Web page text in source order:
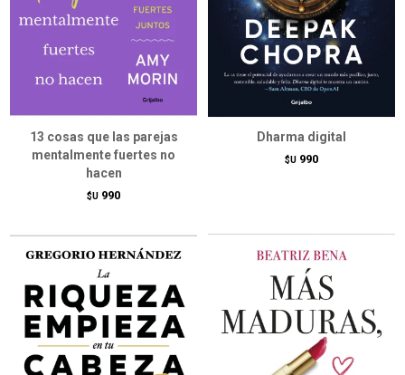
13 cosas que las parejas
mentalmente fuertes no
hacen
$U 990
Dharma digital
$U 990